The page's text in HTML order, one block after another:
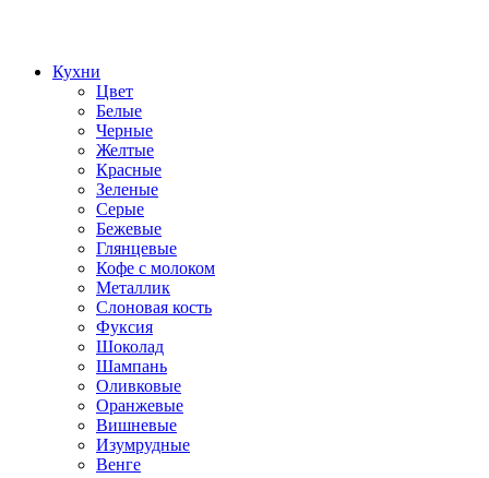
Кухни
Цвет
Белые
Черные
Желтые
Красные
Зеленые
Серые
Бежевые
Глянцевые
Кофе с молоком
Металлик
Слоновая кость
Фуксия
Шоколад
Шампань
Оливковые
Оранжевые
Вишневые
Изумрудные
Венге